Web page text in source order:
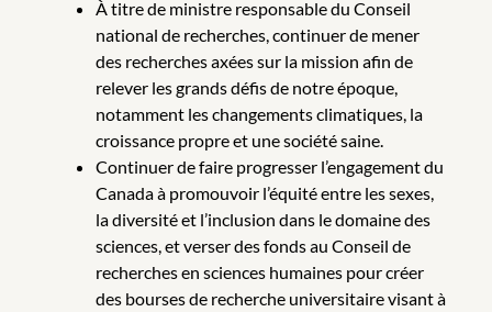
À titre de ministre responsable du Conseil
national de recherches, continuer de mener
des recherches axées sur la mission afin de
relever les grands défis de notre époque,
notamment les changements climatiques, la
croissance propre et une société saine.
Continuer de faire progresser l’engagement du
Canada à promouvoir l’équité entre les sexes,
la diversité et l’inclusion dans le domaine des
sciences, et verser des fonds au Conseil de
recherches en sciences humaines pour créer
des bourses de recherche universitaire visant à